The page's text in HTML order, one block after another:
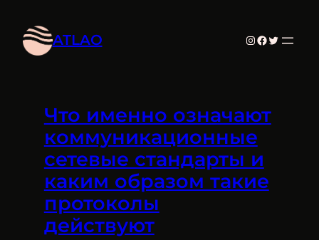
contenu
ATLAO Instagram
Facebook
Twitter
Что именно означают
коммуникационные
сетевые стандарты и
каким образом такие
протоколы
действуют